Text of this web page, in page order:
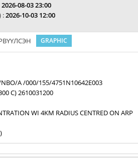
2026-08-03 23:00
:2026-10-03 12:00
GRAPHIC
A /000/155/4751N10642E003
C) 2610031200
WI 4KM RADIUS CENTRED ON ARP